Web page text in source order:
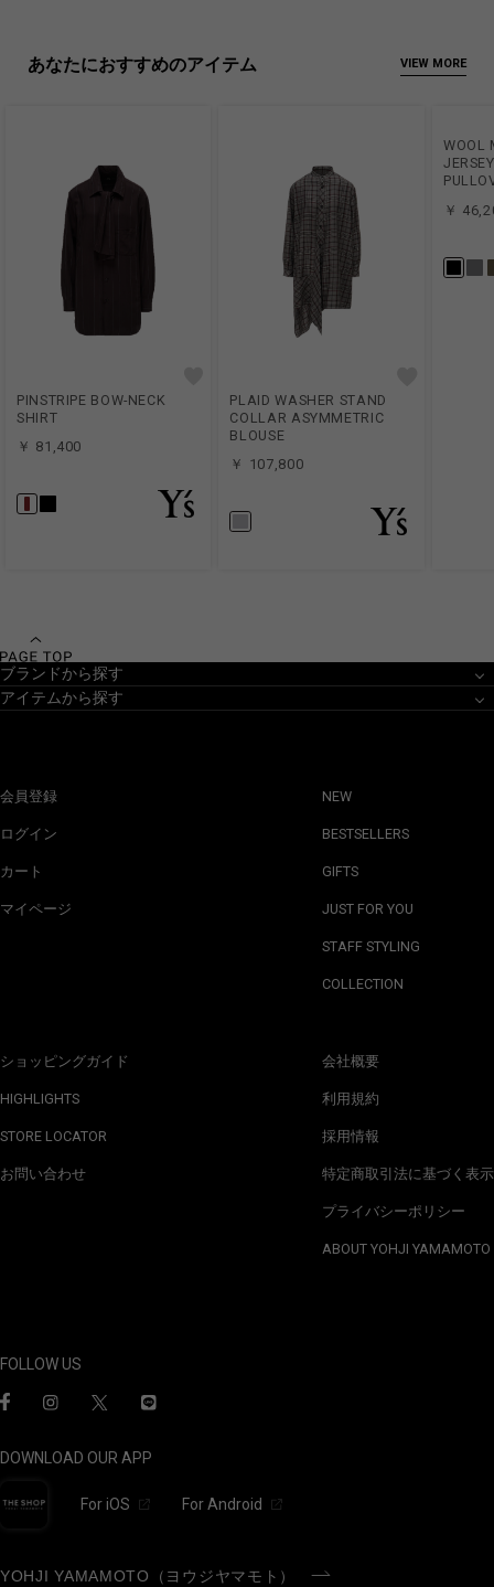
あなたにおすすめのアイテム VIEW MORE
PINSTRIPE BOW-NECK
SHIRT
￥ 81,400
PLAID WASHER STAND
COLLAR ASYMMETRIC
BLOUSE
￥ 107,800
WOOL
￥
ブランドから探す
アイテムから探す
会員登録
ログイン
カート
マイページ
ショッピングガイド
HIGHLIGHTS
STORE LOCATOR
お問い合わせ
NEW
BESTSELLERS
GIFTS
JUST FOR YOU
STAFF STYLING
COLLECTION
会社概要
利用規約
採用情報
特定商取引法に基づく表示
プライバシーポリシー
ABOUT YOHJI YAMAMOTO
FOLLOW US
DOWNLOAD OUR APP
For iOS For Android
YOHJI YAMAMOTO（ヨウジヤマモト）